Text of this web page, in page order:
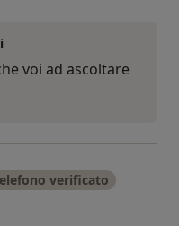
voi ad ascoltare
verificato